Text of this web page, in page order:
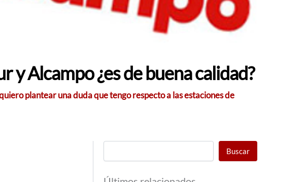
y Alcampo ¿es de buena calidad?
plantear una duda que tengo respecto a las estaciones de
Buscar